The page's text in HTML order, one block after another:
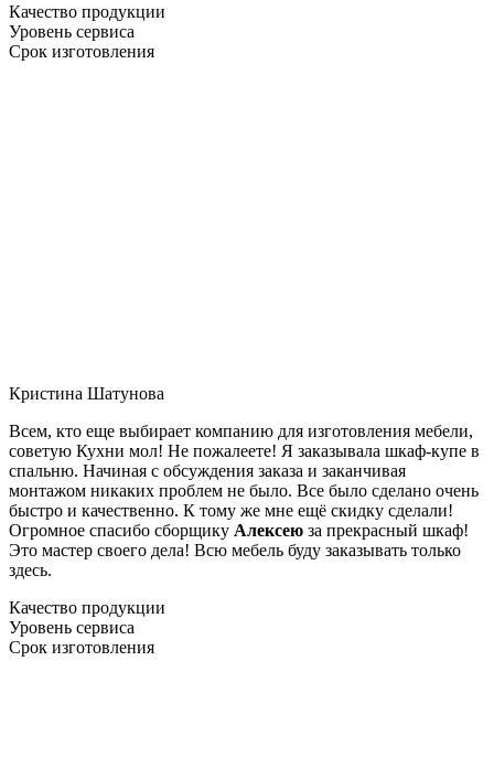
Качество продукции
Уровень сервиса
Срок изготовления
Кристина Шатунова
Всем, кто еще выбирает компанию для изготовления мебели,
советую Кухни мол! Не пожалеете! Я заказывала шкаф-купе в
спальню. Начиная с обсуждения заказа и заканчивая
монтажом никаких проблем не было. Все было сделано очень
быстро и качественно. К тому же мне ещё скидку сделали!
Огромное спасибо сборщику Алексею за прекрасный шкаф!
Это мастер своего дела! Всю мебель буду заказывать только
здесь.
Качество продукции
Уровень сервиса
Срок изготовления